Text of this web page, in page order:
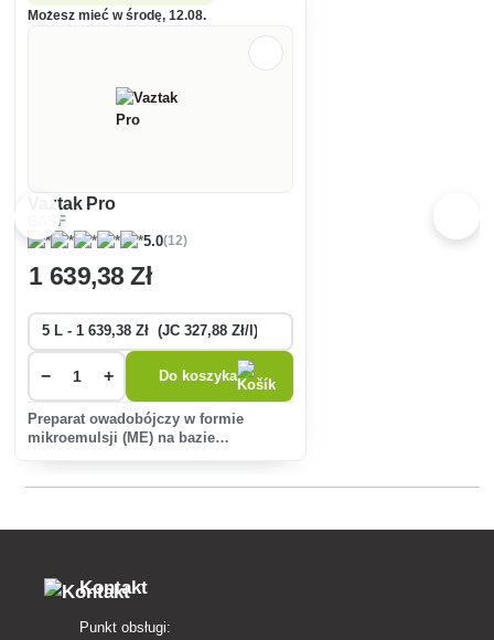
Możesz mieć w środę, 12.08.
Vaztak Pro
BASF
5.0(12)
1 639,38 Zł
− + Do koszyka
Preparat owadobójczy w formie
mikroemulsji (ME) na bazie
specjalistycznych oraz w le�
Kontakt
Punkt obsługi: